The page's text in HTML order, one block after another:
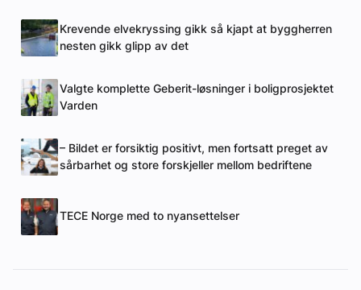
Krevende elvekryssing gikk så kjapt at byggherren
nesten gikk glipp av det
Valgte komplette Geberit-løsninger i boligprosjektet
Varden
– Bildet er forsiktig positivt, men fortsatt preget av
sårbarhet og store forskjeller mellom bedriftene
TECE Norge med to nyansettelser